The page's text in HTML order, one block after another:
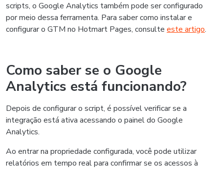
scripts, o Google Analytics também pode ser configurado
por meio dessa ferramenta. Para saber como instalar e
configurar o GTM no Hotmart Pages, consulte este artigo.
Como saber se o Google
Analytics está funcionando?
Depois de configurar o script, é possível verificar se a
integração está ativa acessando o painel do Google
Analytics.
Ao entrar na propriedade configurada, você pode utilizar
relatórios em tempo real para confirmar se os acessos à